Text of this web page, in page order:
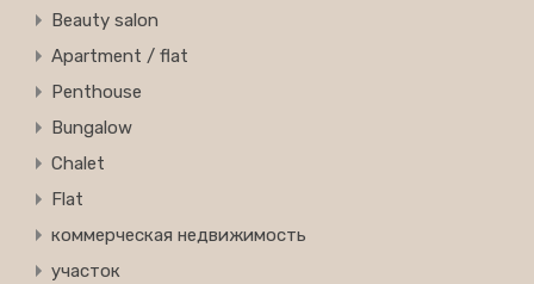
Beauty salon
Apartment / flat
Penthouse
Bungalow
Chalet
Flat
коммерческая недвижимость
участок